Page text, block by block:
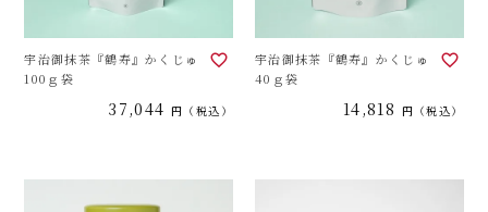
宇治御抹茶『鶴寿』かくじゅ
100ｇ袋
37,044 税込
宇治御抹茶『鶴寿』かくじゅ
40ｇ袋
14,818 税込